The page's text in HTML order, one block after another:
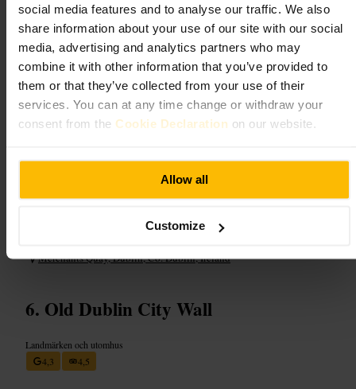
social media features and to analyse our traffic. We also
share information about your use of our site with our social
media, advertising and analytics partners who may
combine it with other information that you’ve provided to
them or that they’ve collected from your use of their
services. You can at any time change or withdraw your
consent from the Cookie Declaration on our website.
Allow all
Customize
Vad du kan förvänta dig
En utomhusplats där du studerar arkitektur och detaljer i sten från
gatunivå. Ingen större utställning väntar, snarare ett snabbt stopp för att
ta in atmosfären och ta bilder. Omgivningen är urban, med gata och
flodnära promenadstråk i närheten.
kamera och bekväma skor. Kolla väderprognosen innan du går ut.
Merchants Quay, Dublin, Co. Dublin, Ireland
Old Dublin City Wall
Landmärken och utomhus
4,3
4,5